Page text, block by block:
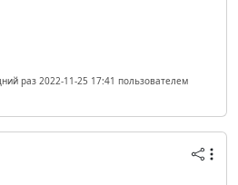
раз 2022-11-25 17:41 пользователем